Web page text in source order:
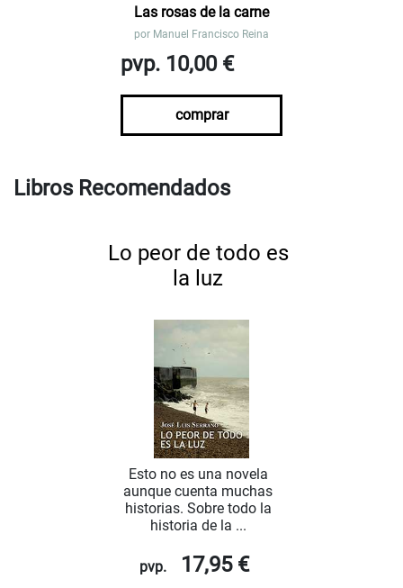
Las rosas de la carne
por Manuel Francisco Reina
pvp. 10,00 €
comprar
Libros Recomendados
Lo peor de todo es
la luz
Esto no es una novela
aunque cuenta muchas
historias. Sobre todo la
historia de la ...
pvp. 17,95 €